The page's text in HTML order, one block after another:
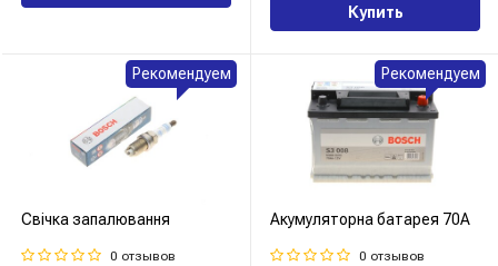
Купить
Свічка запалювання
0 отзывов
Рекомендуем
Акумуляторна батарея 70А
0 отзывов
Рекомендуем